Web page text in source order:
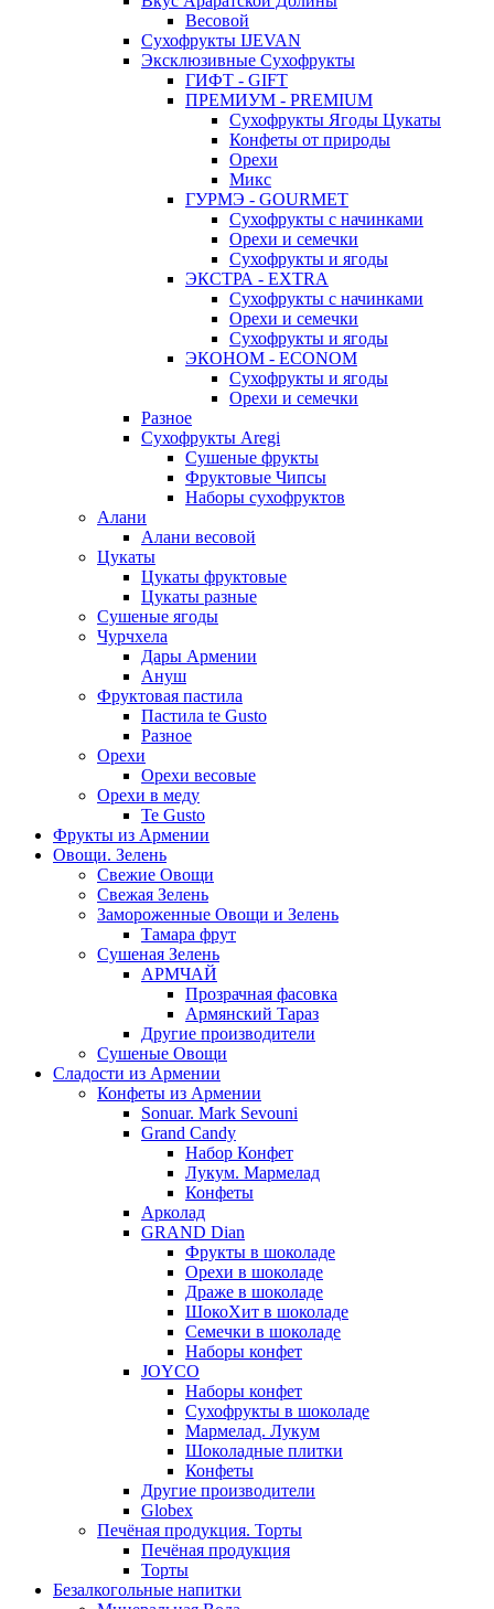
Весовой
Сухофрукты IJEVAN
Эксклюзивные Сухофрукты
ГИФТ - GIFT
ПРЕМИУМ - PREMIUM
Сухофрукты Ягоды Цукаты
Конфеты от природы
Орехи
Микс
ГУРМЭ - GOURMET
Сухофрукты с начинками
Орехи и семечки
Сухофрукты и ягоды
ЭКСТРА - EXTRA
Сухофрукты с начинками
Орехи и семечки
Сухофрукты и ягоды
ЭКОНОМ - ECONOM
Сухофрукты и ягоды
Орехи и семечки
Разное
Сухофрукты Aregi
Сушеные фрукты
Фруктовые Чипсы
Наборы сухофруктов
Алани
Алани весовой
Цукаты
Цукаты фруктовые
Цукаты разные
Сушеные ягоды
Чурчхела
Дары Армении
Ануш
Фруктовая пастила
Пастила te Gusto
Разное
Орехи
Орехи весовые
Орехи в меду
Te Gusto
Фрукты из Армении
Овощи. Зелень
Свежие Овощи
Свежая Зелень
Замороженные Овощи и Зелень
Тамара фрут
Сушеная Зелень
АРМЧАЙ
Прозрачная фасовка
Армянский Тараз
Другие производители
Сушеные Овощи
Сладости из Армении
Конфеты из Армении
Sonuar. Mark Sevouni
Grand Candy
Набор Конфет
Лукум. Мармелад
Конфеты
Арколад
GRAND Dian
Фрукты в шоколаде
Орехи в шоколаде
Драже в шоколаде
ШокоХит в шоколаде
Семечки в шоколаде
Наборы конфет
JOYCO
Наборы конфет
Сухофрукты в шоколаде
Мармелад. Лукум
Шоколадные плитки
Конфеты
Другие производители
Globex
Печёная продукция. Торты
Печёная продукция
Торты
Безалкогольные напитки